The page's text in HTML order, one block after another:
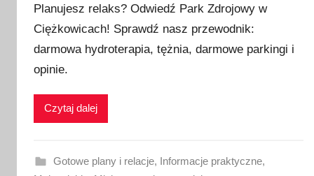
u
b
l
i
w
n
Planujesz relaks? Odwiedź Park Zdrojowy w
Ciężkowicach! Sprawdź nasz przewodnik:
darmowa hydroterapia, tężnia, darmowe parkingi i
opinie.
Czytaj dalej
Gotowe plany i relacje, Informacje praktyczne,